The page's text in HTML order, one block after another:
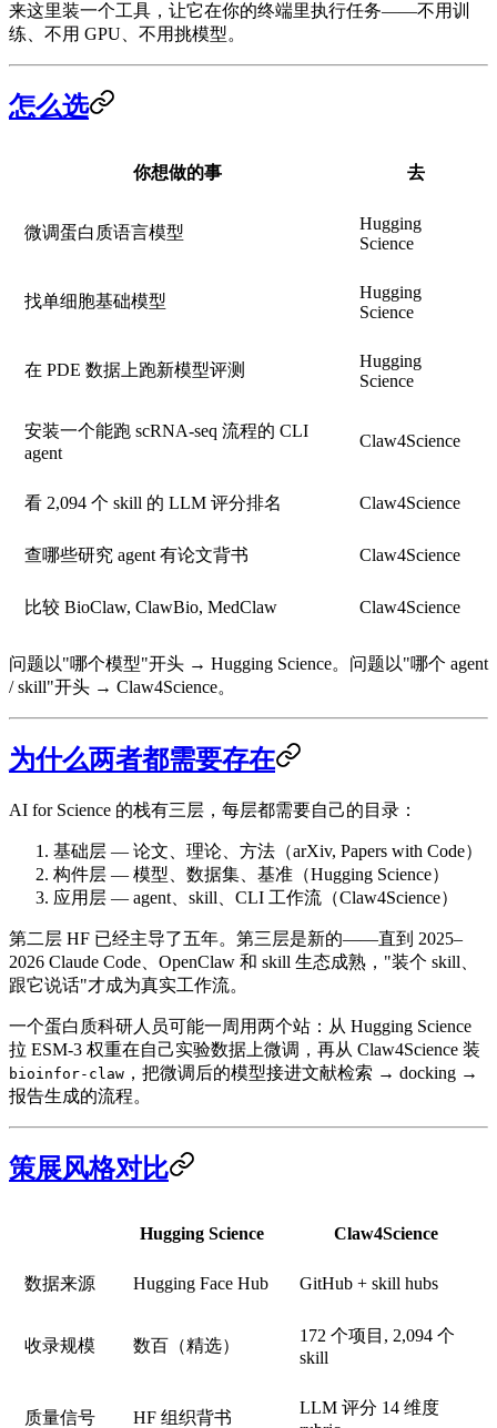
来这里装一个工具，让它在你的终端里执行任务——不用训
练、不用 GPU、不用挑模型。
怎么选
你想做的事 去
微调蛋白质语言模型
Hugging
Science
找单细胞基础模型
Hugging
Science
在 PDE 数据上跑新模型评测
Hugging
Science
安装一个能跑 scRNA-seq 流程的 CLI
agent
Claw4Science
看 2,094 个 skill 的 LLM 评分排名 Claw4Science
查哪些研究 agent 有论文背书 Claw4Science
比较 BioClaw, ClawBio, MedClaw Claw4Science
问题以"哪个模型"开头 → Hugging Science。问题以"哪个 agent
/ skill"开头 → Claw4Science。
为什么两者都需要存在
AI for Science 的栈有三层，每层都需要自己的目录：
基础层 — 论文、理论、方法（arXiv, Papers with Code）
构件层 — 模型、数据集、基准（Hugging Science）
应用层 — agent、skill、CLI 工作流（Claw4Science）
第二层 HF 已经主导了五年。第三层是新的——直到 2025–
2026 Claude Code、OpenClaw 和 skill 生态成熟，"装个 skill、
跟它说话"才成为真实工作流。
一个蛋白质科研人员可能一周用两个站：从 Hugging Science
拉 ESM-3 权重在自己实验数据上微调，再从 Claw4Science 装
bioinfor-claw ，把微调后的模型接进文献检索 → docking →
报告生成的流程。
策展风格对比
Hugging Science Claw4Science
数据来源 Hugging Face Hub GitHub + skill hubs
收录规模 数百（精选）
172 个项目, 2,094 个
skill
质量信号 HF 组织背书
LLM 评分 14 维度